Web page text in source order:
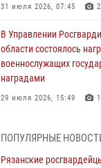
31 июля 2026, 07:45 2
В Управлении
области состоялось
военнослужащих
наградами
29 июля 2026, 15:49 1
Крещении Руси
28 июля 2026, 09:22 1
ПОПУЛЯРНЫЕ
Рязанские